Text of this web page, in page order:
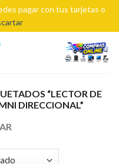
pagar con tus tarjetas o
“LECTOR DE
DIRECCIONAL”